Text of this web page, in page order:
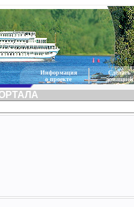
Информация
о проекте
Сделать
домашней